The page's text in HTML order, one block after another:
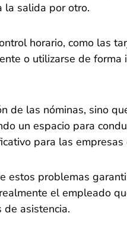
la salida por otro.
horario, como las
o utilizarse de
de las nóminas, sino
un espacio para
para las
estos problemas
el empleado
asistencia.